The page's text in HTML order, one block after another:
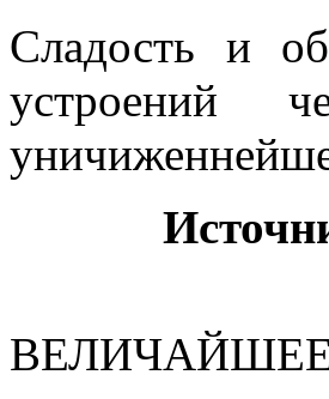
Сладость и
устроений